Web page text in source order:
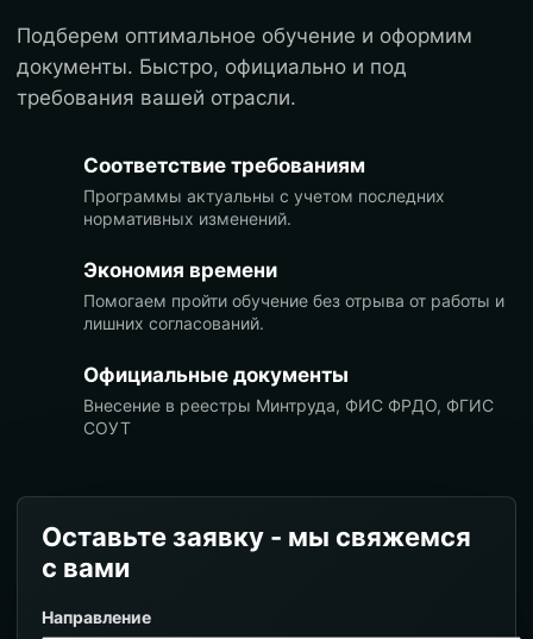
Подберем оптимальное обучение и оформим
документы. Быстро, официально и под
требования вашей отрасли.
Соответствие требованиям
Программы актуальны с учетом последних
нормативных изменений.
Экономия времени
Помогаем пройти обучение без отрыва от работы и
лишних согласований.
Официальные документы
Внесение в реестры Минтруда, ФИС ФРДО, ФГИС
СОУТ
Оставьте заявку - мы свяжемся
с вами
Направление